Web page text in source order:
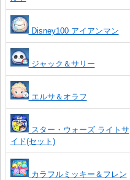
Disney100 アイアンマン
ジャック＆サリー
エルサ＆オラフ
スター・ウォーズ ライトサ
イド(セット)
カラフルミッキー＆フレン